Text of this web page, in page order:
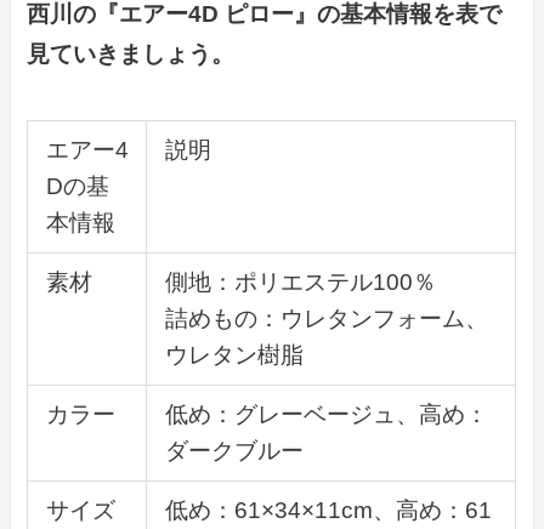
西川の『エアー4D ピロー』の基本情報を表で
見ていきましょう。
エアー4
Dの基
本情報
説明
素材
側地：ポリエステル100％
詰めもの：ウレタンフォーム、
ウレタン樹脂
カラー
低め：グレーベージュ、高め：
ダークブルー
サイズ
低め：61×34×11cm、高め：61